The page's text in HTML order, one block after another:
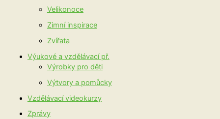
Velikonoce
Zimní inspirace
Zvířata
Výukové a vzdělávací př.
Výrobky pro děti
Výtvory a pomůcky
Vzdělávací videokurzy
Zprávy